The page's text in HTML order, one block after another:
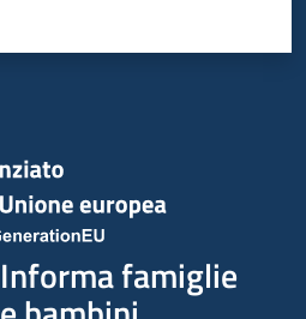
Informa famiglie